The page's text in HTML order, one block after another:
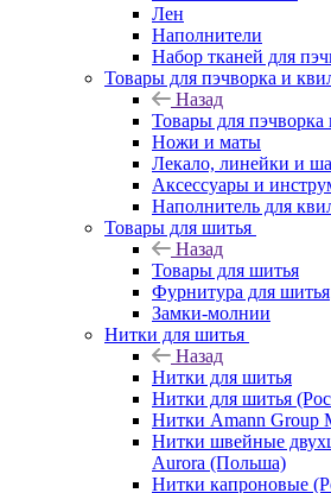
Лен
Наполнители
Набор тканей для
Товары для пэчворка и
Назад
Товары для пэчворка
Ножи и маты
Лекало, линейки и
Аксессуары и
Наполнитель для
Товары для шитья
Назад
Товары для шитья
Фурнитура для шитья
Замки-молнии
Нитки для шитья
Назад
Нитки для шитья
Нитки для шитья
Нитки Amann Group
Нитки швейные
Aurora (Польша)
Нитки капроновые